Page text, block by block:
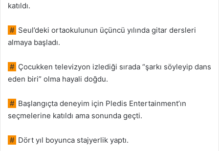
katıldı.
# Seul’deki ortaokulunun üçüncü yılında gitar dersleri
almaya başladı.
# Çocukken televizyon izlediği sırada “şarkı söyleyip dans
eden biri” olma hayali doğdu.
# Başlangıçta deneyim için Pledis Entertainment’ın
seçmelerine katıldı ama sonunda geçti.
# Dört yıl boyunca stajyerlik yaptı.